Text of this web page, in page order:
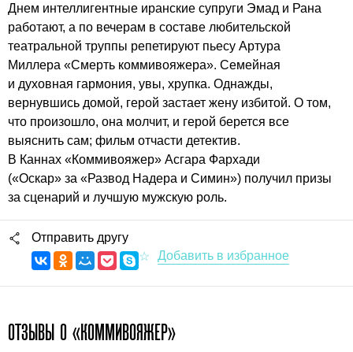
Днем интеллигентные иранские супруги Эмад и Рана
работают, а по вечерам в составе любительской
театральной труппы репетируют пьесу Артура
Миллера «Смерть коммивояжера». Семейная
и духовная гармония, увы, хрупка. Однажды,
вернувшись домой, герой застает жену избитой. О том,
что произошло, она молчит, и герой берется все
выяснить сам; фильм отчасти детектив.
В Каннах «Коммивояжер» Асгара Фархади
(«Оскар» за «Развод Надера и Симин») получил призы
за сценарий и лучшую мужскую роль.
Отправить другу
ОТЗЫВЫ О «КОММИВОЯЖЕР»